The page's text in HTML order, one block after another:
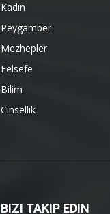
Kadın
Peygamber
Mezhepler
Felsefe
Bilim
Cinsellik
BIZI TAKIP EDIN